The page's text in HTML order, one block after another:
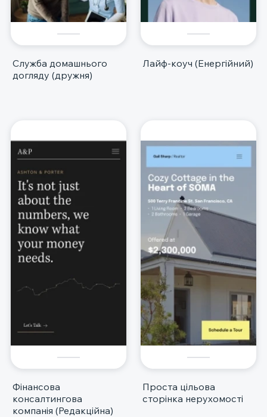
Служба домашнього
догляду (дружня)
Лайф-коуч (Енергійний)
Фінансова
консалтингова
компанія (Редакційна)
Проста цільова
сторінка нерухомості